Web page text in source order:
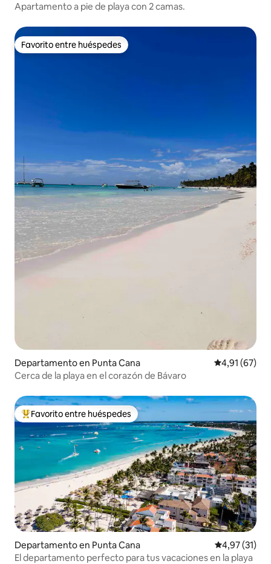
Apartamento a pie de playa con 2 camas.
Favorito entre huéspedes
Favorito entre huéspedes
Departamento en Punta Cana Calificación
4,91 (67)
Cerca de la playa en el corazón de Bávaro
Favorito entre los huéspedes más destacados
Favorito entre huéspedes
Departamento en Punta Cana Calificación
4,97 (31)
El departamento perfecto para tus vacaciones en la playa